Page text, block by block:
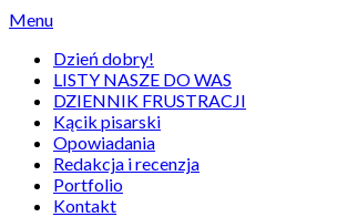
Skip
content
Menu
Dzień dobry!
LISTY NASZE DO WAS
DZIENNIK FRUSTRACJI
Kącik pisarski
Opowiadania
Redakcja i recenzja
Portfolio
Kontakt